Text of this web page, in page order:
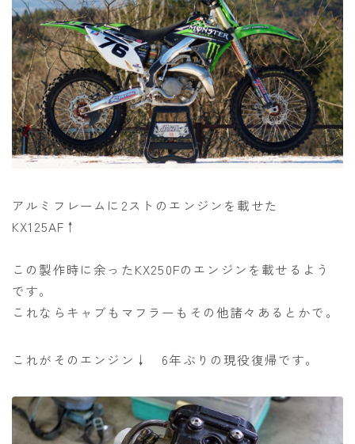
アルミフレームに2ストのエンジンを載せた
KX125AF↑
この製作時に余ったKX250Fのエンジンを載せるよう
です。
これならキャブもマフラーもその他諸々あるとかで。
これがそのエンジン↓ 6年ぶりの現役復帰です。